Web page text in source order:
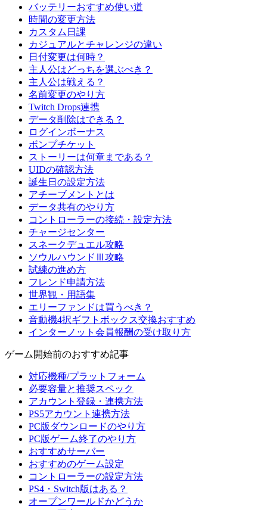
バッテリーおすすめ使い道
時間の変更方法
カスタム日課
カジュアルとチャレンジの違い
日付変更は何時？
主人公はどっちを選ぶべき？
主人公は戦える？
名前変更のやり方
Twitch Drops連携
データ削除はできる？
ログインボーナス
ボンプチケット
ストーリーは何章まである？
UIDの確認方法
誕生日の設定方法
アチーブメントとは
データ共有のやり方
コントローラーの接続・設定方法
チャージセンター
スネークデュエル攻略
ソウルハウンドⅢ攻略
試練の進め方
フレンド申請方法
世界観・用語集
エリーファンドは買うべき？
音動機4択ギフトボックス交換おすすめ
インターノット会員報酬の受け取り方
ゲーム開始前のおすすめ記事
対応機種/プラットフォーム
必要容量と推奨スペック
アカウント登録・連携方法
PS5アカウント連携方法
PC版ダウンロードのやり方
PC版ゲーム終了のやり方
おすすめサーバー
おすすめのゲーム設定
コントローラーの設定方法
PS4・Switch版はある？
オープンワールドかどうか